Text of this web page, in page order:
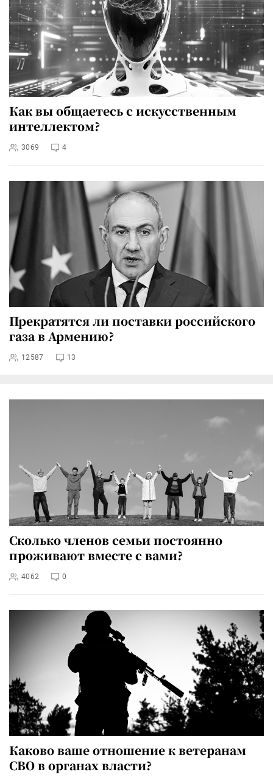
Как вы общаетесь с искусственным
интеллектом?
3069 4
Прекратятся ли поставки российского
газа в Армению?
12587 13
Сколько членов семьи постоянно
проживают вместе с вами?
4062 0
Каково ваше отношение к ветеранам
СВО в органах власти?